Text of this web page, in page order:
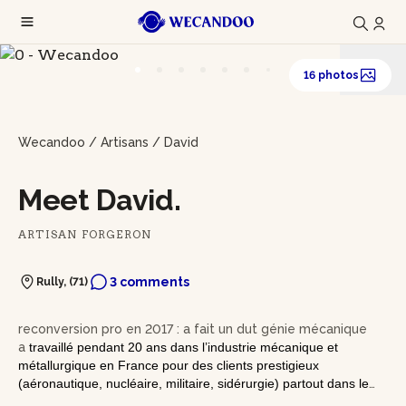
16 photos
Wecandoo / Artisans / David
Meet David.
ARTISAN FORGERON
Rully, (71) 3 comments
reconversion pro en 2017 : a fait un dut génie mécanique
a travaillé pendant 20 ans dans l’industrie mécanique et
métallurgique en France pour des clients prestigieux
(aéronautique, nucléaire, militaire, sidérurgie) partout dans le